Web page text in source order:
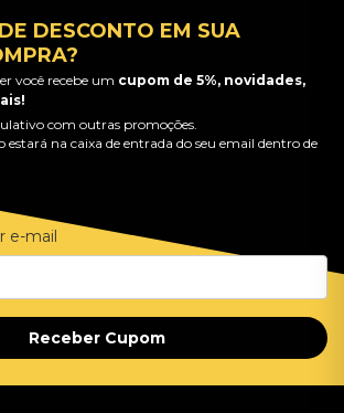
DESCONTO EM SUA
você recebe um cupom de 5%, novidades,
com outras promoções.
estará na caixa de entrada do seu email dentro de
e-mail
Receber Cupom